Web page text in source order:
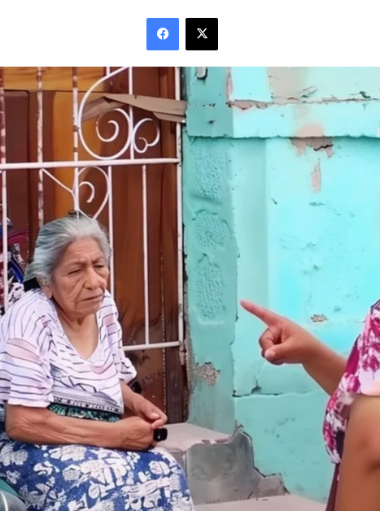
Facebook
X